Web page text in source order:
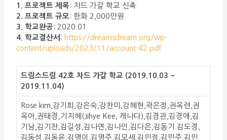
1. 프로젝트 제목 : 차드 가갈 학교 신축
2. 프로젝트 규모 : 한화 2,000만원
3. 학교완공 : 2020.01
4. 학교결산서 : https://dreamsdream.org/wp-
content/uploads/2023/11/account-42.pdf
드림스드림 42호 차드 가갈 학교 (2019.10.03 ~
2019.11.04)
Rose kim,강기희,강은숙,강찬미,강혜현,곽은정,권옥련,권
옥아,권태경,기지혜(Jihye Kee, 캐나다),김경관,김경애,김
기남,김기찬,김길성,김나연,김나인,김다은,김동기.김도경,
김동성,김동윤,김명이,김명주,김모세,김민정,김민주,김민